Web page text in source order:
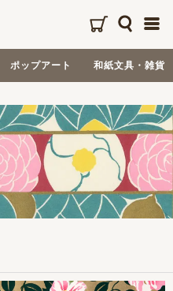
ポップアート 和紙文具・雑貨